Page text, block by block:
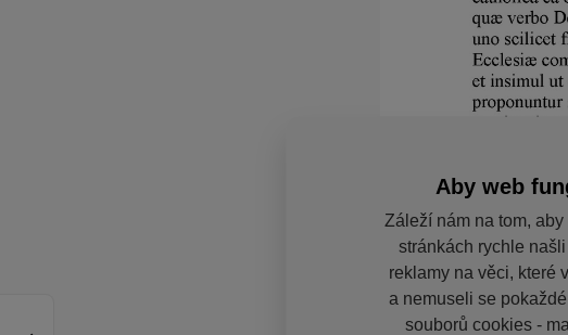
Aby web
Záleží nám na tom,
stránkách rychle
reklamy na věci, které
a nemuseli se
souborů cookies -